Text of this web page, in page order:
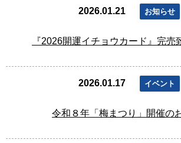
2026.01.21 お知らせ
『2026開運イチョウカード』完売
2026.01.17 イベント
令和８年「梅まつり」開催の